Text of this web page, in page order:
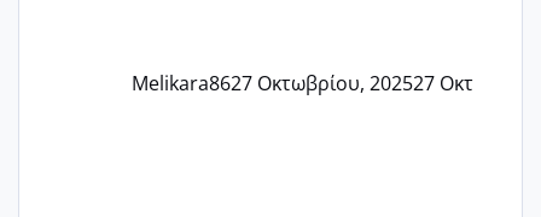
Melikara8627 Οκτωβρίου, 202527 Οκτ